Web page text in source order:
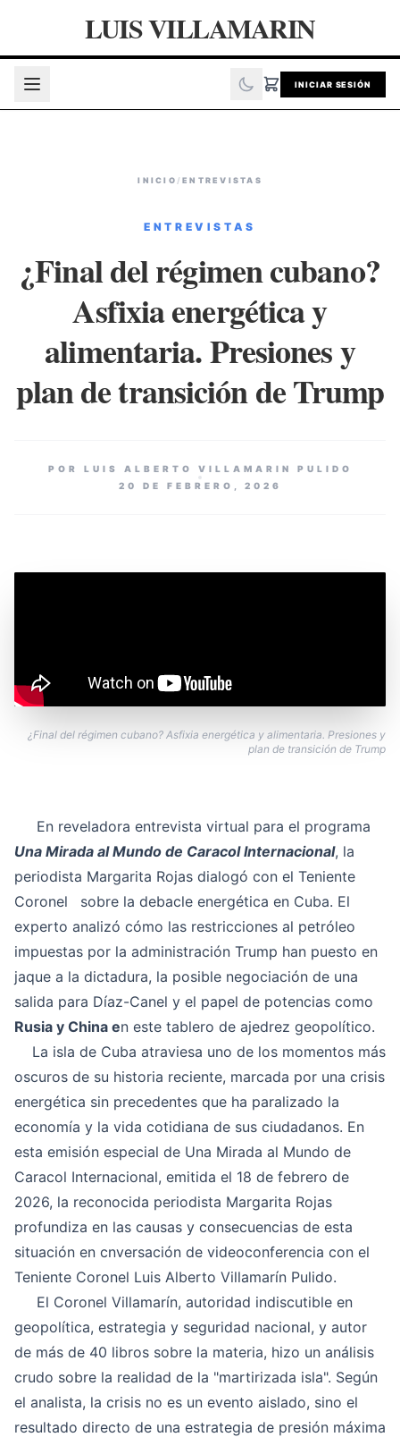
LUIS VILLAMARIN
INICIAR SESIÓN
INICIO / ENTREVISTAS
ENTREVISTAS
¿Final del régimen cubano?
Asfixia energética y
alimentaria. Presiones y
plan de transición de Trump
POR LUIS ALBERTO VILLAMARIN PULIDO
20 DE FEBRERO, 2026
¿Final del régimen cubano? Asfixia energética y alimentaria. Presiones y
plan de transición de Trump
En reveladora entrevista virtual para el programa
Una Mirada al Mundo de Caracol Internacional, la
periodista Margarita Rojas dialogó con el Teniente
Coronel
sobre la debacle energética en Cuba. El
experto analizó cómo las restricciones al petróleo
impuestas por la administración Trump han puesto en
jaque a la dictadura, la posible negociación de una
salida para Díaz-Canel y el papel de potencias como
Rusia y China en este tablero de ajedrez geopolítico.
La isla de Cuba atraviesa uno de los momentos más
oscuros de su historia reciente, marcada por una crisis
energética sin precedentes que ha paralizado la
economía y la vida cotidiana de sus ciudadanos. En
esta emisión especial de Una Mirada al Mundo de
Caracol Internacional, emitida el 18 de febrero de
2026, la reconocida periodista Margarita Rojas
profundiza en las causas y consecuencias de esta
situación en cnversación de videoconferencia con el
Teniente Coronel Luis Alberto Villamarín Pulido.
El Coronel Villamarín, autoridad indiscutible en
geopolítica, estrategia y seguridad nacional, y autor
de más de 40 libros sobre la materia, hizo un análisis
crudo sobre la realidad de la "martirizada isla". Según
el analista, la crisis no es un evento aislado, sino el
resultado directo de una estrategia de presión máxima